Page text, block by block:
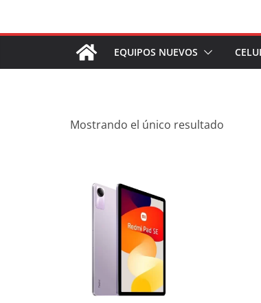
EQUIPOS NUEVOS
Mostrando el único resultado